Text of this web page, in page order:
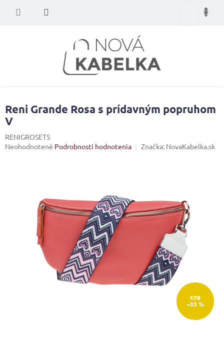
Nákupný
Reni Grande Rosa s prídavným popruhom
V
RENIGROSET5
Priemerné
hviezdičiek.
Neohodnotené Podrobnosti hodnotenia Značka: NovaKabelka.sk
€78
–33 %